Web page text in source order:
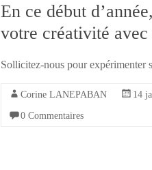
En ce début
votre créativité avec
Sollicitez-nous pour expérimenter
Corine LANEPABAN 14
0 Commentaires